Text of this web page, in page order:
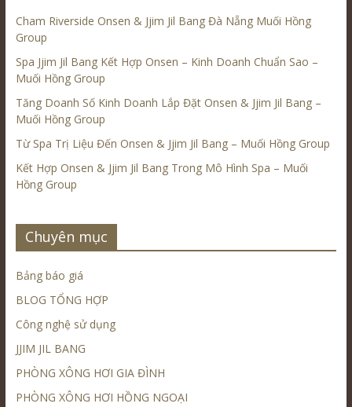
Cham Riverside Onsen & Jjim Jil Bang Đà Nẵng Muối Hồng
Group
Spa Jjim Jil Bang Kết Hợp Onsen – Kinh Doanh Chuẩn Sao –
Muối Hồng Group
Tăng Doanh Số Kinh Doanh Lắp Đặt Onsen & Jjim Jil Bang –
Muối Hồng Group
Từ Spa Trị Liệu Đến Onsen & Jjim Jil Bang – Muối Hồng Group
Kết Hợp Onsen & Jjim Jil Bang Trong Mô Hình Spa – Muối
Hồng Group
Chuyên mục
Bảng báo giá
BLOG TỔNG HỢP
Công nghệ sử dụng
JJIM JIL BANG
PHÒNG XÔNG HƠI GIA ĐÌNH
PHÒNG XÔNG HƠI HỒNG NGOẠI